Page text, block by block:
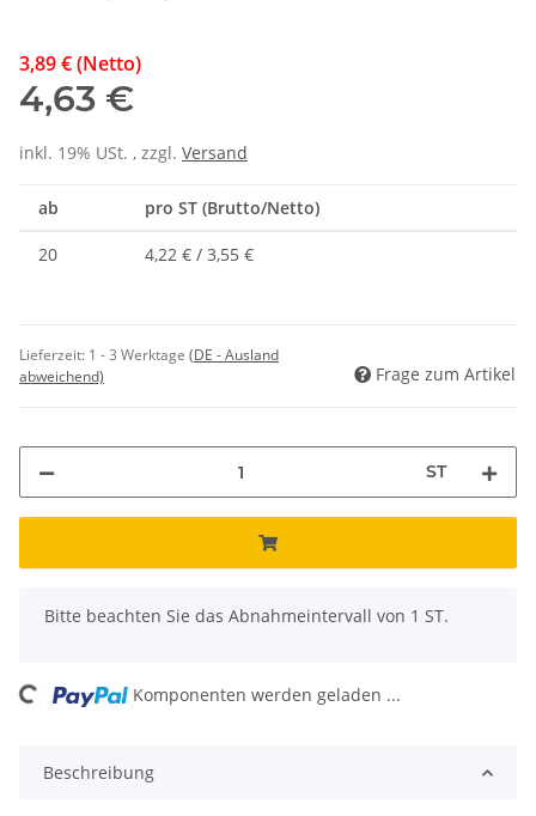
3,89 € (Netto)
4,63 €
inkl. 19% USt. , zzgl. Versand
ab pro ST (Brutto/Netto)
20 4,22 € / 3,55 €
Lieferzeit: 1 - 3 Werktage (DE - Ausland
abweichend)
Frage zum Artikel
ST
x
Bitte beachten Sie das Abnahmeintervall von 1 ST.
Komponenten werden geladen ...
Beschreibung